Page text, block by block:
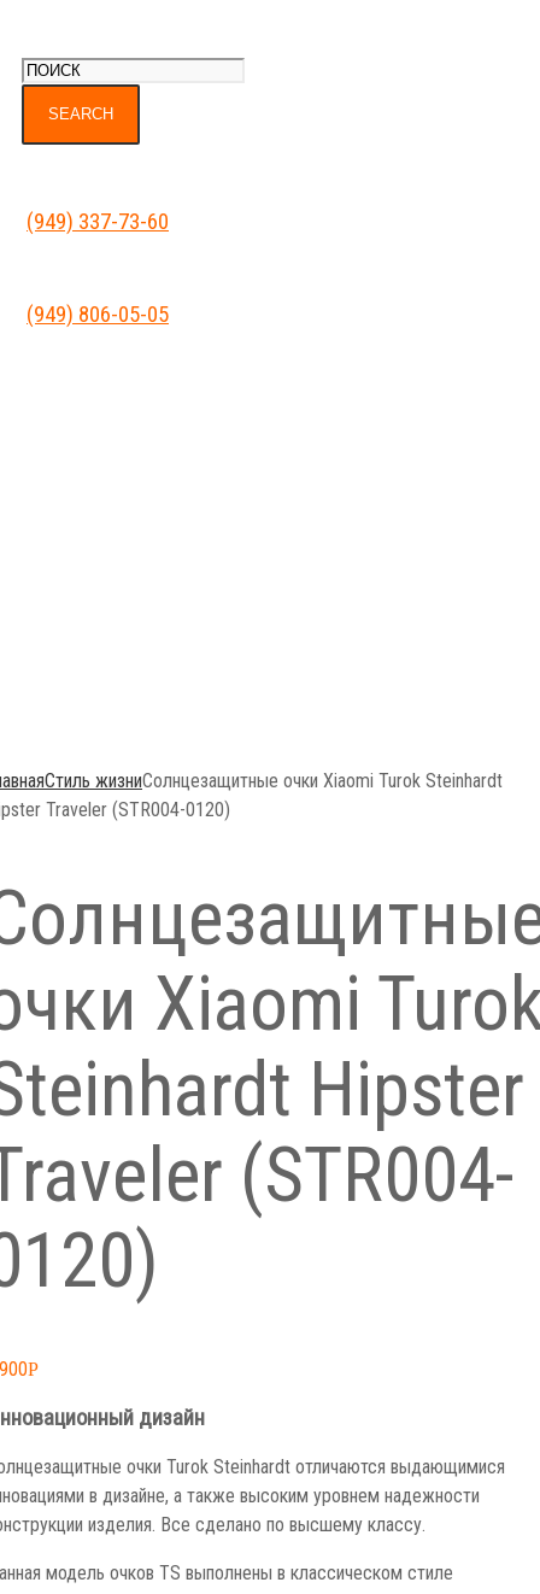
(949) 337-73-60
(949) 806-05-05
Стиль жизниСолнцезащитные очки Xiaomi Turok Steinhardt
Traveler (STR004-0120)
Xiaomi
Hipster
(STR004-
Р
дизайн
очки Turok Steinhardt отличаются выдающимися
в дизайне, а также высоким уровнем надежности
изделия. Все сделано по высшему классу.
модель очков TS выполнены в классическом стиле